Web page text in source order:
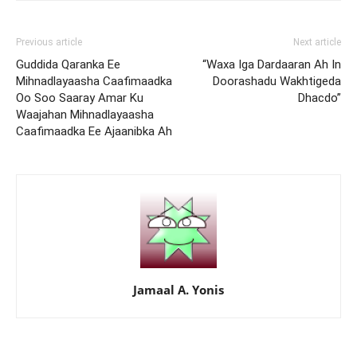
Previous article
Guddida Qaranka Ee
Mihnadlayaasha Caafimaadka
Oo Soo Saaray Amar Ku
Waajahan Mihnadlayaasha
Caafimaadka Ee Ajaanibka Ah
Next article
“Waxa Iga Dardaaran Ah In
Doorashadu Wakhtigeda
Dhacdo”
Jamaal A. Yonis